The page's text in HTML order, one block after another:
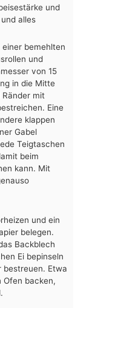
und
alles
bemehlten
und
von 15
in die Mitte
mit
Eine
klappen
Gabel
Teigtaschen
beim
kann. Mit
und ein
belegen.
Backblech
Ei bepinseln
bestreuen. Etwa
Ofen backen,